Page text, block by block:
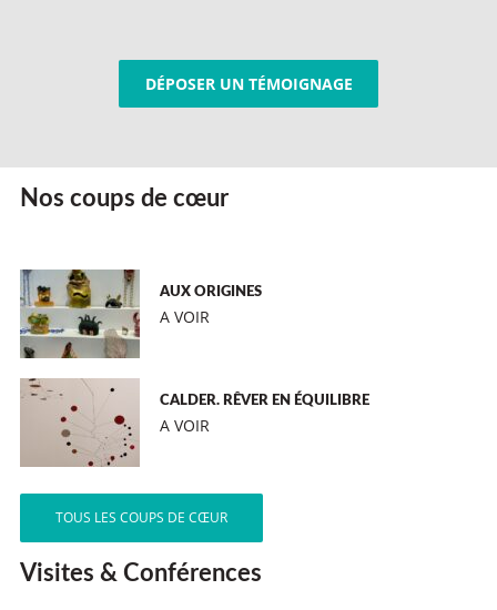
DÉPOSER UN TÉMOIGNAGE
Nos coups de cœur
AUX ORIGINES
A VOIR
CALDER. RÊVER EN ÉQUILIBRE
A VOIR
TOUS LES COUPS DE CŒUR
Visites & Conférences